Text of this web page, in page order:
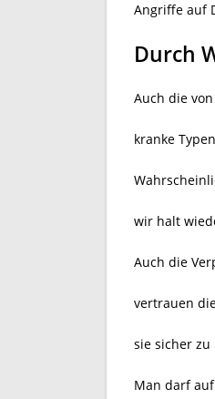
Angriffe auf
Durch
Auch die
kranke
wir halt
Auch die
vertrauen
sie sicher
Man darf